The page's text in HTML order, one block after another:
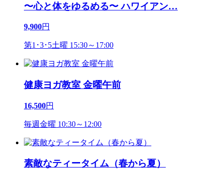
〜心と体をゆるめる〜 ハワイアン…
9,900円
第1･3･5土曜 15:30～17:00
健康ヨガ教室 金曜午前
16,500円
毎週金曜 10:30～12:00
素敵なティータイム（春から夏）